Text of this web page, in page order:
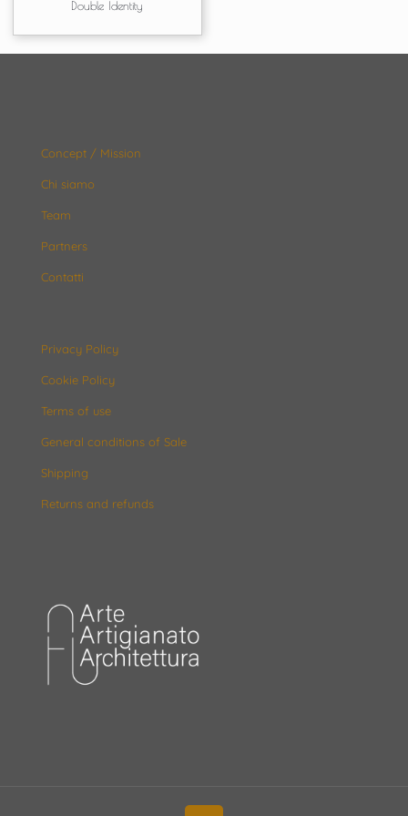
Double Identity
Concept / Mission
Chi siamo
Team
Partners
Contatti
Privacy Policy
Cookie Policy
Terms of use
General conditions of Sale
Shipping
Returns and refunds